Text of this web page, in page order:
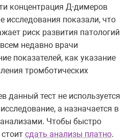
концентрация Д-димеров
исследования показали, что
риск развития патологий
недавно врачи
показателей, как указание
тромботических
данный тест не используется
а назначается в
Чтобы быстро
сдать анализы платно.